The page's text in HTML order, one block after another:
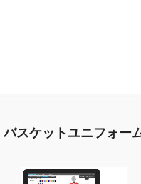
バスケットユニフォー